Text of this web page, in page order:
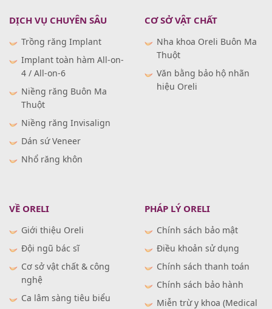
DỊCH VỤ CHUYÊN SÂU
Trồng răng Implant
Implant toàn hàm All-on-
4 / All-on-6
Niềng răng Buôn Ma
Thuột
Niềng răng Invisalign
Dán sứ Veneer
Nhổ răng khôn
CƠ SỞ VẬT CHẤT
Nha khoa Oreli Buôn Ma
Thuột
Văn bằng bảo hộ nhãn
hiệu Oreli
VỀ ORELI
Giới thiệu Oreli
Đội ngũ bác sĩ
Cơ sở vật chất & công
nghệ
Ca lâm sàng tiêu biểu
PHÁP LÝ ORELI
Chính sách bảo mật
Điều khoản sử dụng
Chính sách thanh toán
Chính sách bảo hành
Miễn trừ y khoa (Medical